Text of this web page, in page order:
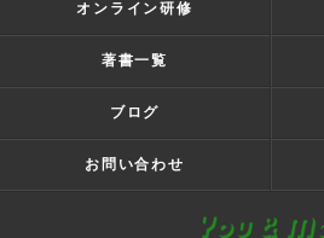
オンライン研修
著書一覧
ブログ
お問い合わせ